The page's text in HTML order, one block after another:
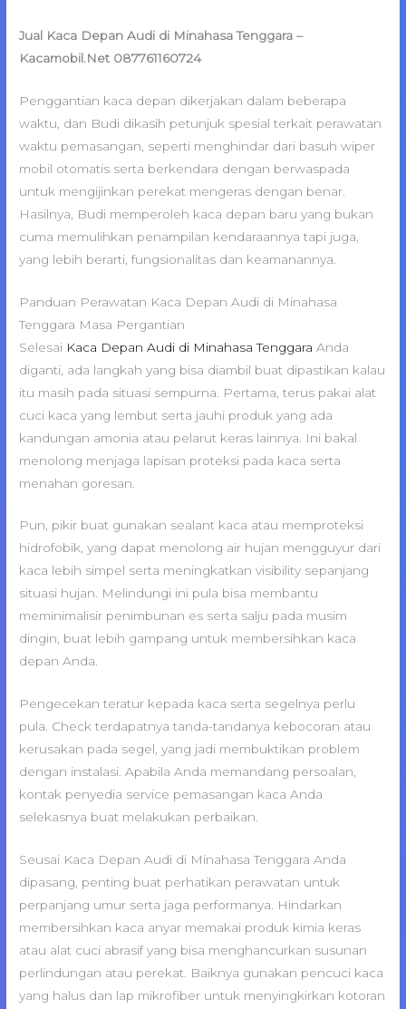
Jual Kaca Depan Audi di Minahasa Tenggara –
Kacamobil.Net 087761160724
Penggantian kaca depan dikerjakan dalam beberapa
waktu, dan Budi dikasih petunjuk spesial terkait perawatan
waktu pemasangan, seperti menghindar dari basuh wiper
mobil otomatis serta berkendara dengan berwaspada
untuk mengijinkan perekat mengeras dengan benar.
Hasilnya, Budi memperoleh kaca depan baru yang bukan
cuma memulihkan penampilan kendaraannya tapi juga,
yang lebih berarti, fungsionalitas dan keamanannya.
Panduan Perawatan Kaca Depan Audi di Minahasa
Tenggara Masa Pergantian
Selesai Kaca Depan Audi di Minahasa Tenggara Anda
diganti, ada langkah yang bisa diambil buat dipastikan kalau
itu masih pada situasi sempurna. Pertama, terus pakai alat
cuci kaca yang lembut serta jauhi produk yang ada
kandungan amonia atau pelarut keras lainnya. Ini bakal
menolong menjaga lapisan proteksi pada kaca serta
menahan goresan.
Pun, pikir buat gunakan sealant kaca atau memproteksi
hidrofobik, yang dapat menolong air hujan mengguyur dari
kaca lebih simpel serta meningkatkan visibility sepanjang
situasi hujan. Melindungi ini pula bisa membantu
meminimalisir penimbunan es serta salju pada musim
dingin, buat lebih gampang untuk membersihkan kaca
depan Anda.
Pengecekan teratur kepada kaca serta segelnya perlu
pula. Check terdapatnya tanda-tandanya kebocoran atau
kerusakan pada segel, yang jadi membuktikan problem
dengan instalasi. Apabila Anda memandang persoalan,
kontak penyedia service pemasangan kaca Anda
selekasnya buat melakukan perbaikan.
Seusai Kaca Depan Audi di Minahasa Tenggara Anda
dipasang, penting buat perhatikan perawatan untuk
perpanjang umur serta jaga performanya. Hindarkan
membersihkan kaca anyar memakai produk kimia keras
atau alat cuci abrasif yang bisa menghancurkan susunan
perlindungan atau perekat. Baiknya gunakan pencuci kaca
yang halus dan lap mikrofiber untuk menyingkirkan kotoran